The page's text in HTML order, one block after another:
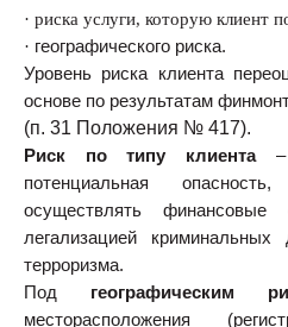
· риска услуги, которую клиент
· географического риска.
Уровень риска клиента
основе по результатам
(п. 31 Положения № 417).
Риск по типу клиента–
потенциальная
осуществлять
легализацией криминальных
терроризма.
Под географическим
месторасположения